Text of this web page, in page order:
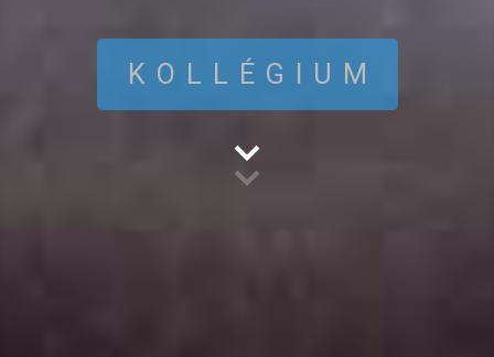
KOLLÉGIUM